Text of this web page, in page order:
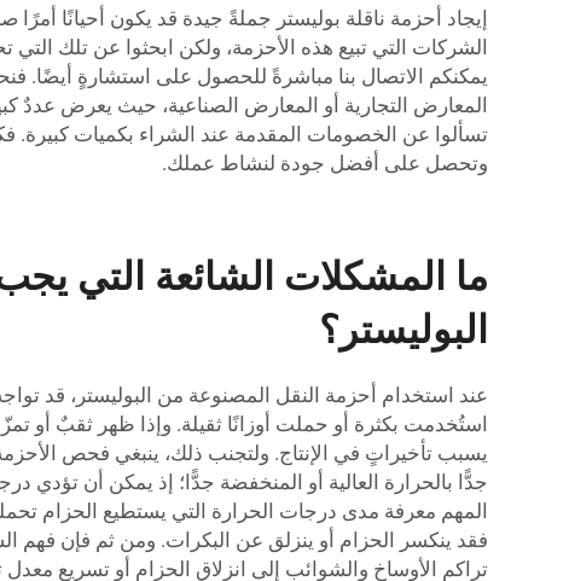
إيجاد أحزمة ناقلة بوليستر جملةً جيدة قد يكون أحيانًا
الشركات التي تبيع هذه الأحزمة، ولكن ابحثوا عن تلك
يمكنكم الاتصال بنا مباشرةً للحصول على استشارةٍ أيضًا.
المعارض التجارية أو المعارض الصناعية، حيث يعرض عددٌ
تسألوا عن الخصومات المقدمة عند الشراء بكميات كبيرة.
وتحصل على أفضل جودة لنشاط عملك.
ما المشكلات الشائعة التي يجب
البوليستر؟
عند استخدام أحزمة النقل المصنوعة من البوليستر، قد
استُخدمت بكثرة أو حملت أوزانًا ثقيلة. وإذا ظهر ثقبٌ أو
يسبب تأخيراتٍ في الإنتاج. ولتجنب ذلك، ينبغي فحص
جدًّا بالحرارة العالية أو المنخفضة جدًّا؛ إذ يمكن أن تؤدي
المهم معرفة مدى درجات الحرارة التي يستطيع الحزام
فقد ينكسر الحزام أو ينزلق عن البكرات. ومن ثم فإن فهم
تراكم الأوساخ والشوائب إلى انزلاق الحزام أو تسريع